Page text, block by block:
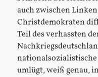
auch zwischen
Christdemokraten
Teil des verhassten
nationalsozialistische
umlügt, weiß genau,